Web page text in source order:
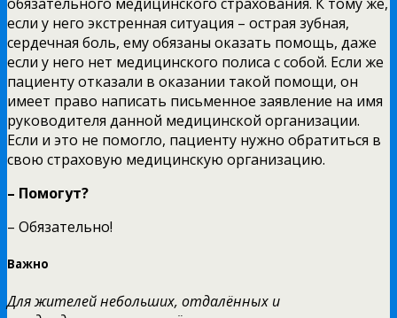
если у него экстренная ситуация – острая зубная,
сердечная боль, ему обязаны оказать помощь, даже
если у него нет медицинского полиса с собой. Если же
пациенту отказали в оказании такой помощи, он
имеет право написать письменное заявление на имя
руководителя данной медицинской организации.
Если и это не помогло, пациенту нужно обратиться в
свою страховую медицинскую организацию.
– Помогут?
– Обязательно!
Важно
Для жителей небольших, отдалённых и